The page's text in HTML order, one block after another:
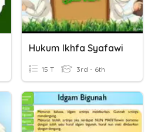
Hukum Ikhfa Syafawi
15 T 3rd - 6th